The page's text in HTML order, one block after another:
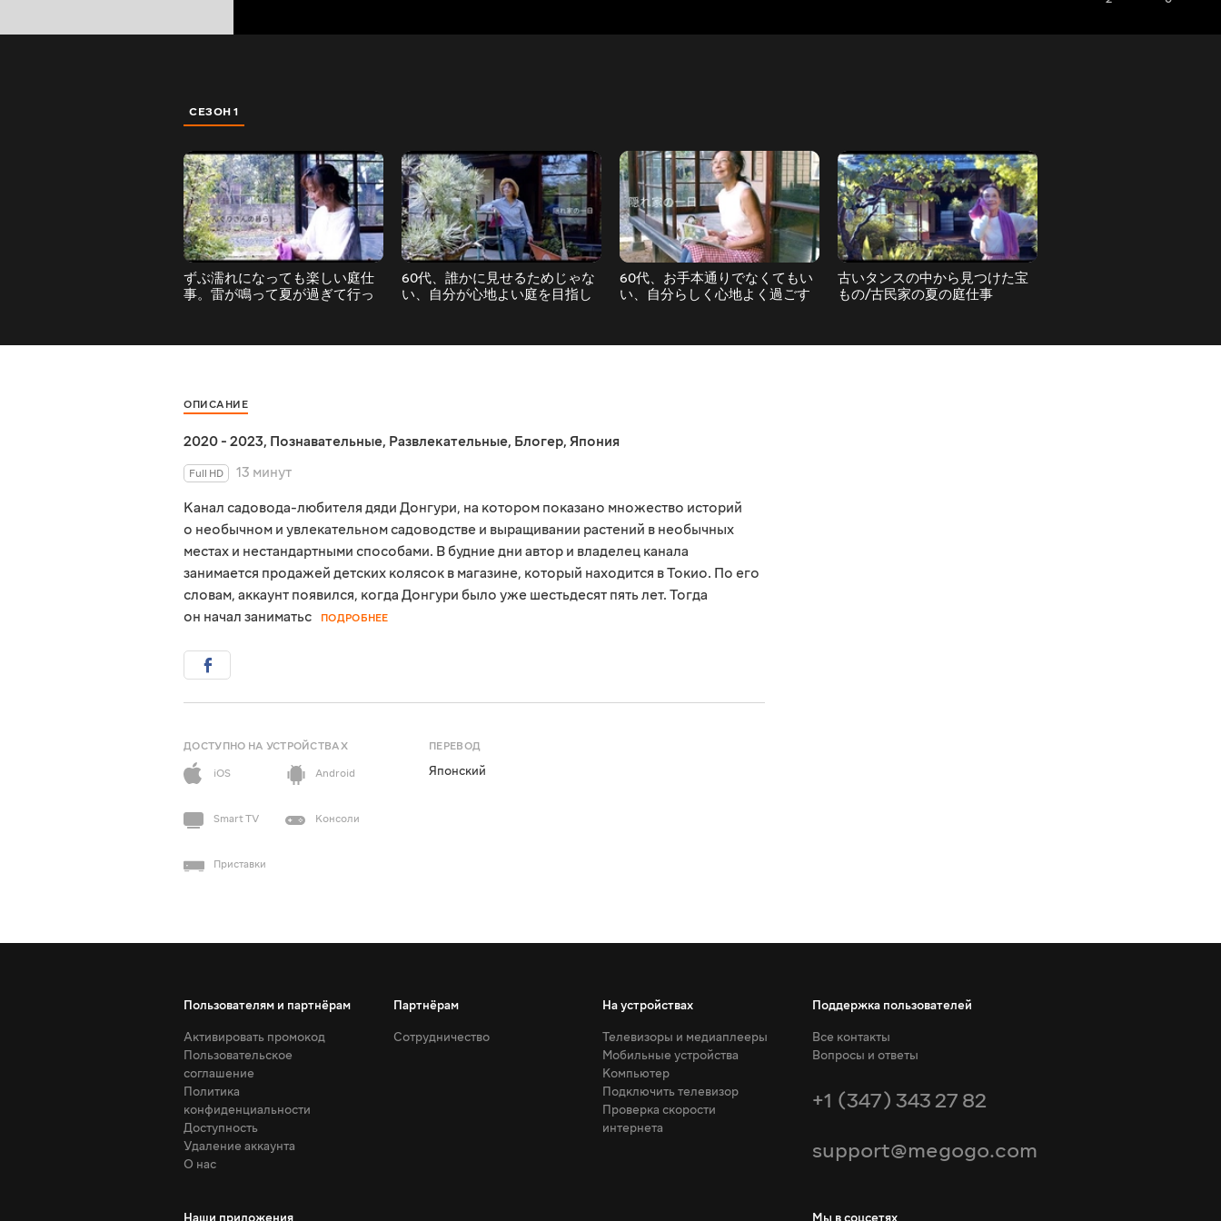
СЕЗОН 1
ずぶ濡れになっても楽しい庭仕
事。雷が鳴って夏が過ぎて行っ
60代、誰かに見せるためじゃな
い、自分が心地よい庭を目指し
60代、お手本通りでなくてもい
い、自分らしく心地よく過ごす
古いタンスの中から見つけた宝
もの/古民家の夏の庭仕事
ОПИСАНИЕ
2020 - 2023, Познавательные, Развлекательные, Блогер, Япония
Full HD
13 минут
Канал садовода-любителя дяди Донгури, на котором показано множество историй
о необычном и увлекательном садоводстве и выращивании растений в необычных
местах и нестандартными способами. В будние дни автор и владелец канала
занимается продажей детских колясок в магазине, который находится в Токио. По его
словам, аккаунт появился, когда Донгури было уже шестьдесят пять лет. Тогда
он начал заниматьс
ПОДРОБНЕЕ
ДОСТУПНО НА УСТРОЙСТВАХ
iOS
Android
Smart TV Консоли
Приставки
ПЕРЕВОД
Японский
Пользователям и партнёрам
Активировать промокод
Пользовательское
соглашение
Политика
конфиденциальности
Доступность
Удаление аккаунта
О нас
Партнёрам
Сотрудничество
На устройствах
Телевизоры и медиаплееры
Мобильные устройства
Компьютер
Подключить телевизор
Проверка скорости
интернета
Поддержка пользователей
Все контакты
Вопросы и ответы
+1 (347) 343 27 82
support@megogo.com